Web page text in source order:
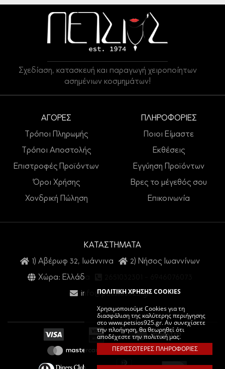
ΠΟΛΙΤΙΚΗ ΧΡΗΣΗΣ COOKIES
Χρησιμοποιούμε Cookies για τη
διασφάλιση της καλύτερης περιήγησης
στο www.petsios925.gr. Αν συνεχίσετε
την πλοήγηση, θα θεωρηθεί ότι
αποδέχεστε την πολιτική μας.
ΠΕΡΙΣΣΟΤΕΡΕΣ ΠΛΗΡΟΦΟΡΙΕΣ
Σχεδίαση, κατασκευή και παραγωγή χειροποίητων
ασημένιων κοσμημάτων!
ΑΓΟΡΕΣ
Τρόποι Πληρωμής
Τρόποι Αποστολής
Επιστροφές Προϊόντων
Όροι Χρήσης
Χονδρική Πώληση
ΠΛΗΡΟΦΟΡΙΕΣ
Ποιοι Είμαστε
Εκθέσεις
Εγγύηση Προϊόντων
Βρες το μέγεθός σου
Επικοινωνία
ΚΑΤΑΣΤΗΜΑΤΑ
1) Αβέρωφ 32, Ιωάννινα
2) Νήσος Ιωαννίνων
Χώρα: Ελλάδα
info@petsios925.gr